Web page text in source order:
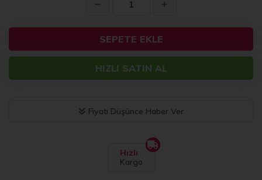
SEPETE EKLE
HIZLI SATIN AL
Fiyatı Düşünce Haber Ver
Hızlı
Kargo